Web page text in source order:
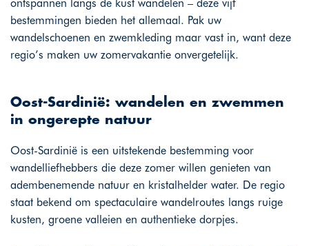
ontspannen langs de kust wandelen – deze vijf
bestemmingen bieden het allemaal. Pak uw
wandelschoenen en zwemkleding maar vast in, want deze
regio’s maken uw zomervakantie onvergetelijk.
Oost-Sardinië: wandelen en zwemmen
in ongerepte natuur
Oost-Sardinië is een uitstekende bestemming voor
wandelliefhebbers die deze zomer willen genieten van
adembenemende natuur en kristalhelder water. De regio
staat bekend om spectaculaire wandelroutes langs ruige
kusten, groene valleien en authentieke dorpjes.